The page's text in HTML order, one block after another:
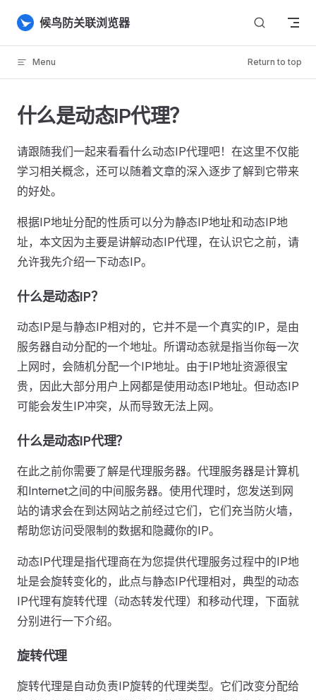
Skip to content
候鸟防关联浏览器
Menu Return to top
什么是动态IP代理？
请跟随我们一起来看看什么动态IP代理吧！在这里不仅能
学习相关概念，还可以随着文章的深入逐步了解到它带来
的好处。
根据IP地址分配的性质可以分为静态IP地址和动态IP地
址，本文因为主要是讲解动态IP代理，在认识它之前，请
允许我先介绍一下动态IP。
什么是动态IP？
动态IP是与静态IP相对的，它并不是一个真实的IP，是由
服务器自动分配的一个地址。所谓动态就是指当你每一次
上网时，会随机分配一个IP地址。由于IP地址资源很宝
贵，因此大部分用户上网都是使用动态IP地址。但动态IP
可能会发生IP冲突，从而导致无法上网。
什么是动态IP代理？
在此之前你需要了解是代理服务器。代理服务器是计算机
和Internet之间的中间服务器。使用代理时，您发送到网
站的请求会在到达网站之前经过它们，它们充当防火墙，
帮助您访问受限制的数据和隐藏你的IP。
动态IP代理是指代理商在为您提供代理服务过程中的IP地
址是会旋转变化的，此点与静态IP代理相对，典型的动态
IP代理有旋转代理（动态转发代理）和移动代理，下面就
分别进行一下介绍。
旋转代理
旋转代理是自动负责IP旋转的代理类型。它们改变分配给